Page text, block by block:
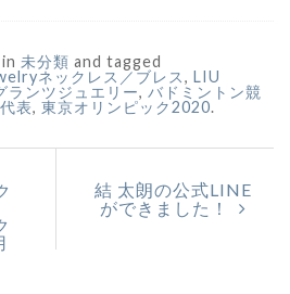
未分類 and tagged
ネックレス／ブレス, LIU
ランツジュエリー, バドミントン競
表, 東京オリンピック2020.
結 太朗の公式LINE
ができました！